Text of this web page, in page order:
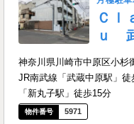
Ｃ
ｕ
神奈川県川崎市中原区小杉
JR南武線「武蔵中原駅」
「新丸子駅」徒歩15分
5971